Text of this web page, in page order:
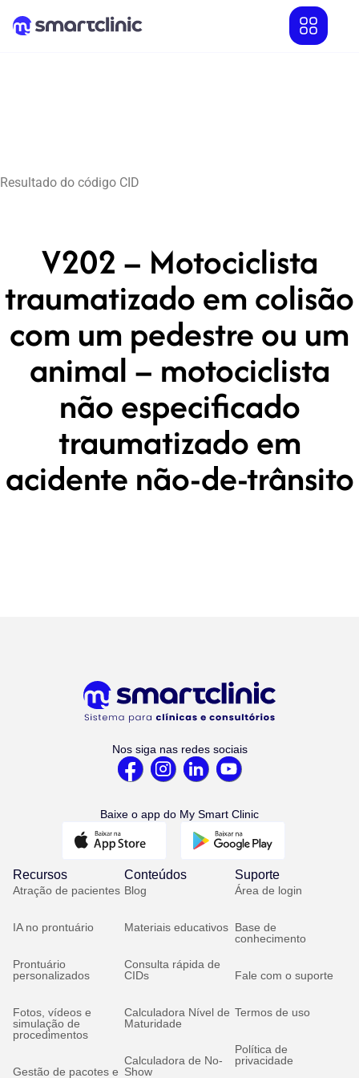
Resultado do código CID
V202 – Motociclista
traumatizado em colisão
com um pedestre ou um
animal – motociclista
não especificado
traumatizado em
acidente não-de-trânsito
Nos siga nas redes sociais
Baixe o app do My Smart Clinic
Recursos
Atração de pacientes
IA no prontuário
Prontuário
personalizados
Fotos, vídeos e
simulação de
procedimentos
Gestão de pacotes e
Conteúdos
Blog
Materiais educativos
Consulta rápida de
CIDs
Calculadora Nível de
Maturidade
Calculadora de No-
Show
Suporte
Área de login
Base de
conhecimento
Fale com o suporte
Termos de uso
Política de
privacidade